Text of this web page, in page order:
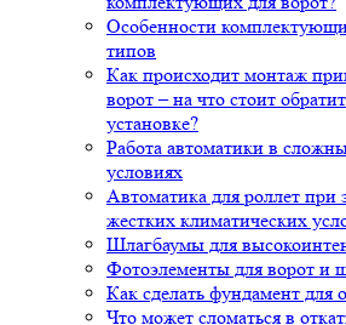
Особенности
типов
Как происходит монтаж
ворот – на что стоит
установке?
Работа автоматики в
условиях
Автоматика для роллет при
жестких климатических
Шлагбаумы для
Фотоэлементы для ворот и
Как сделать фундамент для
Что может сломаться в